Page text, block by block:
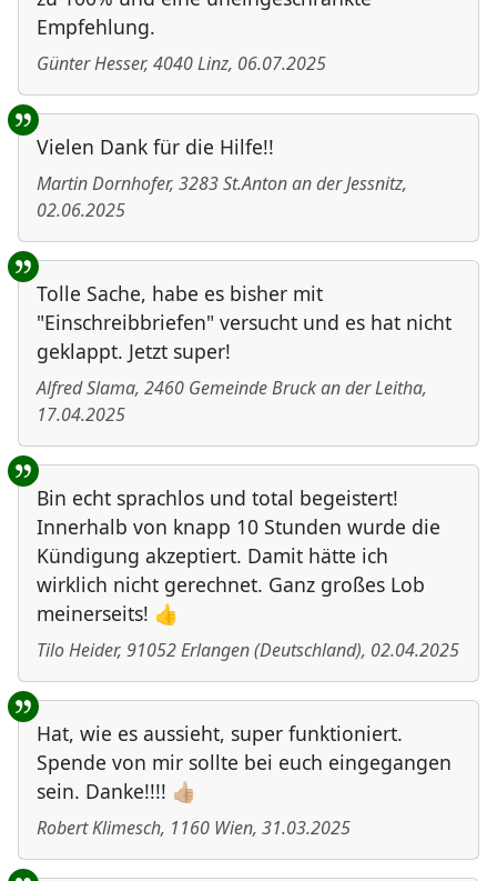
Empfehlung.
Günter Hesser, 4040Linz, 06.07.2025
Vielen Dank für die Hilfe!!
Martin Dornhofer, 3283St.Anton an der Jessnitz,
02.06.2025
Tolle Sache, habe es bisher mit
"Einschreibbriefen" versucht und es hat nicht
geklappt. Jetzt super!
Alfred Slama, 2460 Gemeinde Bruck an der Leitha,
17.04.2025
Bin echt sprachlos und total begeistert!
Innerhalb von knapp 10 Stunden wurde die
Kündigung akzeptiert. Damit hätte ich
wirklich nicht gerechnet. Ganz großes Lob
meinerseits! 👍
Tilo Heider, 91052Erlangen(Deutschland), 02.04.2025
Hat, wie es aussieht, super funktioniert.
Spende von mir sollte bei euch eingegangen
sein. Danke!!!! 👍🏼
Robert Klimesch, 1160 Wien, 31.03.2025